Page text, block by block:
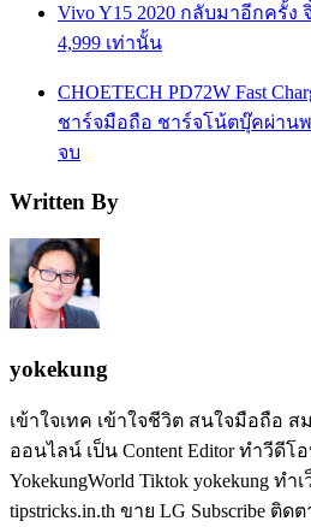
Vivo Y15 2020 กลับมาอีกครั้ง
4,999 เท่านั้น
CHOETECH PD72W Fast
ชาร์จมือถือ ชาร์จโน้ตบุ๊คผ่านพ
จบ
Written By
yokekung
เข้าใจเทค เข้าใจชีวิต สนใจมือถือ
ออนไลน์ เป็น Content Editor ทำวีดีโอ
YokekungWorld Tiktok yokekung ทำ
tipstricks.in.th ขาย LG Subscribe ติด